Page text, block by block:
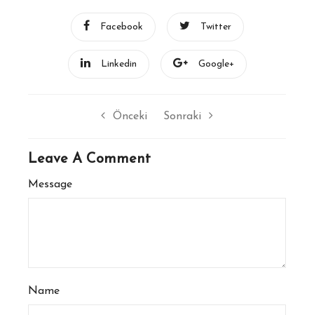
Facebook Twitter
Linkedin Google+
Önceki Sonraki
Leave A Comment
Message
Name